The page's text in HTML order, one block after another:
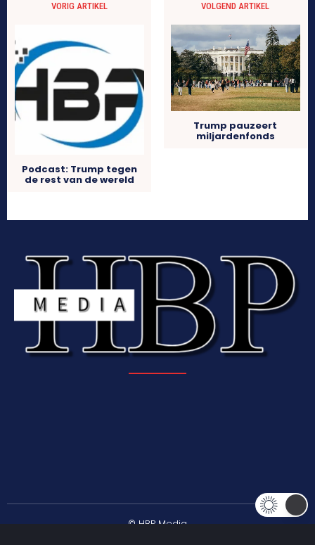
VORIG ARTIKEL
Podcast: Trump tegen
de rest van de wereld
VOLGEND ARTIKEL
Trump pauzeert
miljardenfonds
© HBP Media